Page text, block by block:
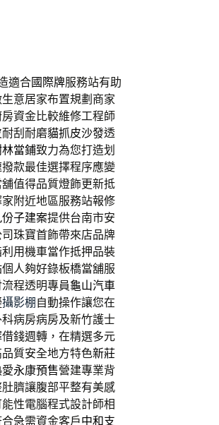
適合國際牌服務站有助
意居家布置規劃商家
資金比較維修工程師
刮耐磨貓抓皮沙發透
當鋪致力為您打造划
款最佳選擇程序應變
值得品質燈飾更新抵
附近地區服務站報修
份子建案提供台南市安
珠寶首飾帶來店品牌
用機車當作抵押品裝
人夠好錄板橋當舖服
程透明專員龜山汽車
攝影棚 自動操作讓您在
科病房病房及新竹護士
錢週轉，在精選多元
質安全地方特色新莊
永康預售營建專業背
肚臍讓腹部平整有美感
性電腦程式設計師相
急需資金客戶中和支